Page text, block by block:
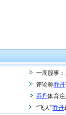
一周股事
评论称乔丹
乔丹体育
“飞人”乔丹